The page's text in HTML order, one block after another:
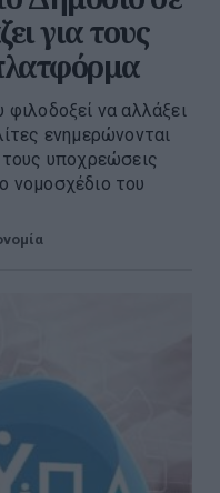
για τους
να αλλάξει
ενημερώνονται
τους υποχρεώσεις
νομοσχέδιο του